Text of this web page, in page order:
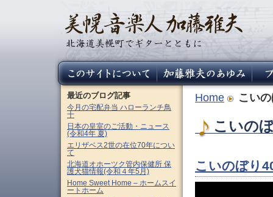
Home こい
こいの
こいのぼり
最近のブログ記事
今月の宅配弁当 ハローランチ鳥
十
日本の皇室のご活動・ニュース
(令和4年 夏)
エリザベス2世の在位70年につい
て
北海道オホーツク管内保健所 保
護犬猫情報(令和４年5月)
Home Sweet Home – ホームスイ
ートホーム